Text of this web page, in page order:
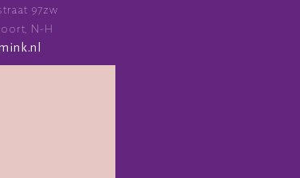
97zw
N-H